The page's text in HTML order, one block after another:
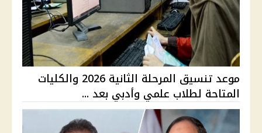
موعد تنسيق المرحلة الثانية 2026 والكليات
المتاحة لطلاب علمي وأدبي بعد ...